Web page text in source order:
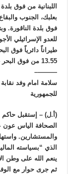
اللبنانية من فوق
للعدو الإسرائيلي
طيراناً دائرياً فوق
13.55 من فوق البحر غرب بلدة الناقورة.-انتهى-
———–
سلامة امام وفد
للجمهورية
(أ.ل) – إستقبل
الصحافة الياس
والمستشارين.
الذي “بسياسته
ينعم الله على وطن
ثم جرى حوار مع